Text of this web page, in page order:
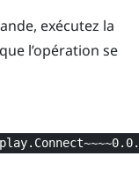
exécutez la
l’opération se